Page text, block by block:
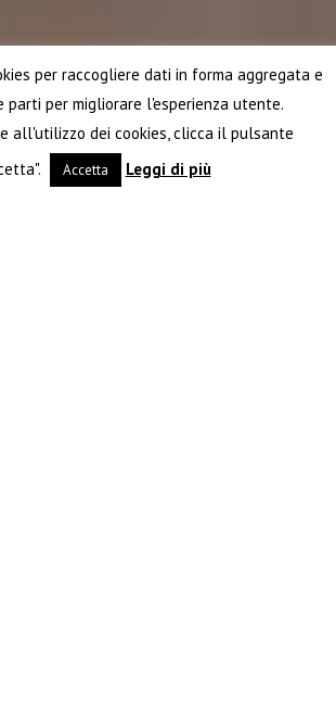
per raccogliere dati in forma aggregata e
parti per migliorare l'esperienza utente.
all'utilizzo dei cookies, clicca il pulsante
Accetta Leggi di più